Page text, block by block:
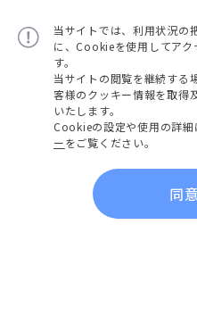
当サイトでは、利用状況の
に、Cookieを使用してア
す。
当サイトの閲覧を継続する
客様のクッキー情報を取得
いたします。
Cookieの設定や使用の詳細
ーをご覧ください。
同